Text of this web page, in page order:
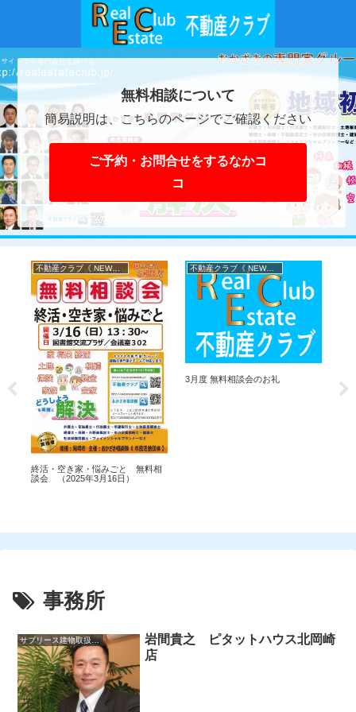
無料相談について
簡易説明は、こちらのページでご確認ください
ご予約・お問合せをするなかコ
コ
不動産クラブ《 NEWS 》
終活・空き家・悩みごと 無料相
談会 （2025年3月16日）
不動産クラブ《 NEWS 》
3月度 無料相談会のお礼
談
事務所
サブリース建物取扱主任者
岩間貴之 ピタットハウス北岡崎
店